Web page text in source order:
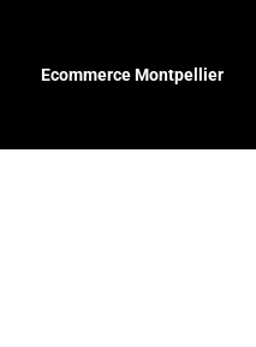
Ecommerce Montpellier